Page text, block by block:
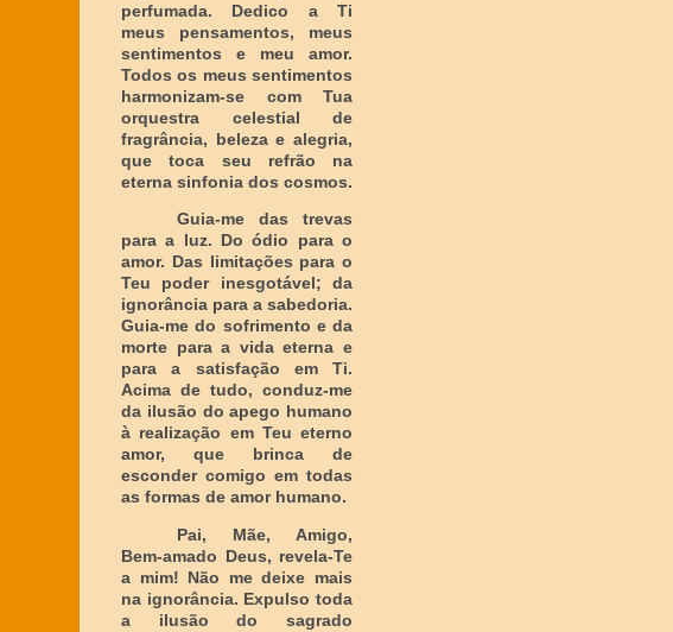
perfumada. Dedico a Ti
meus pensamentos, meus
sentimentos e meu amor.
Todos os meus sentimentos
harmonizam-se com Tua
orquestra celestial de
fragrância, beleza e alegria,
que toca seu refrão na
eterna sinfonia dos cosmos.
Guia-me das trevas
para a luz. Do ódio para o
amor. Das limitações para o
Teu poder inesgotável; da
ignorância para a sabedoria.
Guia-me do sofrimento e da
morte para a vida eterna e
para a satisfação em Ti.
Acima de tudo, conduz-me
da ilusão do apego humano
à realização em Teu eterno
amor, que brinca de
esconder comigo em todas
as formas de amor humano.
Pai, Mãe, Amigo,
Bem-amado Deus, revela-Te
a mim! Não me deixe mais
na ignorância. Expulso toda
a ilusão do sagrado